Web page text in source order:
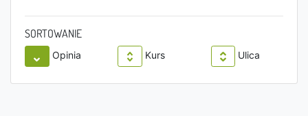
SORTOWANIE
Opinia Kurs Ulica